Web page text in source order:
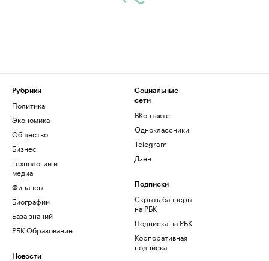
Рубрики
Политика
Экономика
Общество
Бизнес
Технологии и
медиа
Финансы
Биографии
База знаний
РБК Образование
Новости
Социальные
сети
ВКонтакте
Одноклассники
Telegram
Дзен
Подписки
Скрыть баннеры
на РБК
Подписка на РБК
Корпоративная
подписка